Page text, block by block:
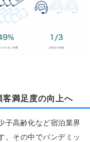
満足度の向上へ
子高齢化など宿泊業界
。その中でパンデミッ